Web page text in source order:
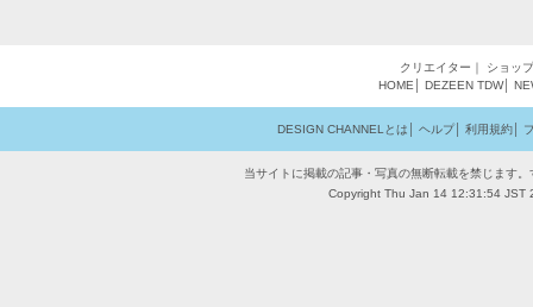
クリエイター ｜ ショップ
HOME
DEZEEN TDW│
DESIGN CHANNELとは ヘルプ│ 利用規約│
当サイトに掲載の記事・写真の無断転載を禁じます
Copyright Thu Jan 14 12:31:54 JST